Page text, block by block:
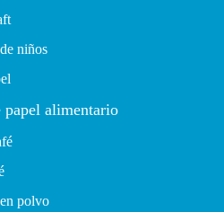
niños
papel alimentario
polvo